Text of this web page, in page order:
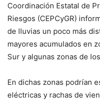
Coordinación Estatal de
Riesgos (CEPCyGR)
de lluvias un poco más
mayores acumulados en
Sur y algunas zonas de
En dichas zonas podrían
eléctricas y rachas de